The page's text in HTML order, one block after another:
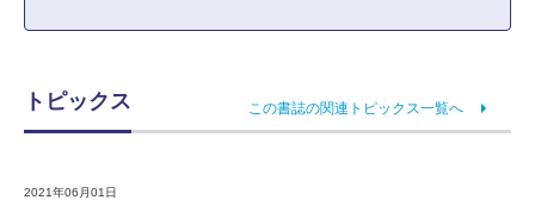
トピックス この書誌の関連トピックス一覧へ
2021年06月01日